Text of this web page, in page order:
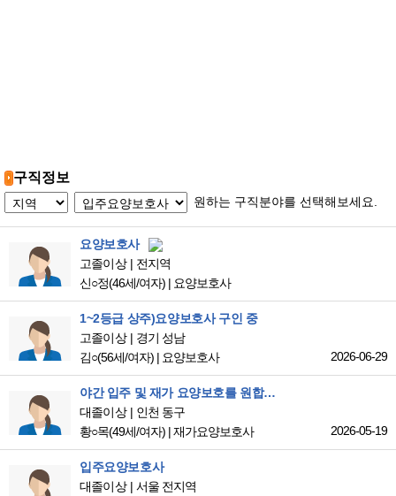
구직정보
원하는 구직분야를 선택해보세요.
요양보호사
고졸이상
전지역
신○정(46세/여자) | 요양보호사
1~2등급 상주)요양보호사 구인 중
고졸이상
경기 성남
김○(56세/여자) | 요양보호사 2026-06-29
야간 입주 및 재가 요양보호를 원합니다.
대졸이상
인천 동구
황○목(49세/여자) |재가요양보호사 2026-05-19
입주요양보호사
대졸이상
서울 전지역